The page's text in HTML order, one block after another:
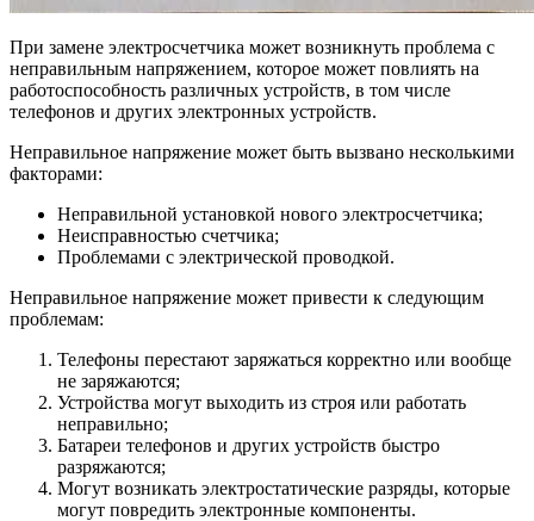
При замене электросчетчика может возникнуть проблема с
неправильным напряжением, которое может повлиять на
работоспособность различных устройств, в том числе
телефонов и других электронных устройств.
Неправильное напряжение может быть вызвано несколькими
факторами:
Неправильной установкой нового электросчетчика;
Неисправностью счетчика;
Проблемами с электрической проводкой.
Неправильное напряжение может привести к следующим
проблемам:
Телефоны перестают заряжаться корректно или вообще
не заряжаются;
Устройства могут выходить из строя или работать
неправильно;
Батареи телефонов и других устройств быстро
разряжаются;
Могут возникать электростатические разряды, которые
могут повредить электронные компоненты.